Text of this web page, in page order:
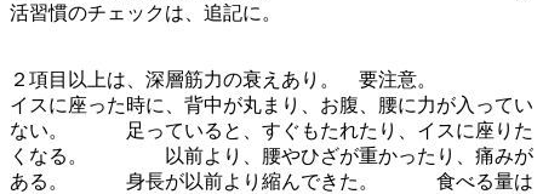
活習慣のチェックは、追記に。
２項目以上は、深層筋力の衰えあり。 要注意。
イスに座った時に、背中が丸まり、お腹、腰に力が入ってい
ない。 足っていると、すぐもたれたり、イスに座りた
くなる。 以前より、腰やひざが重かったり、痛みが
ある。 身長が以前より縮んできた。 食べる量は